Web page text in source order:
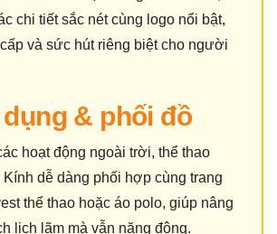
chi tiết sắc nét cùng logo nổi bật,
và sức hút riêng biệt cho người
& phối đồ
hoạt động ngoài trời, thể thao
Kính dễ dàng phối hợp cùng trang
thể thao hoặc áo polo, giúp nâng
lịch lãm mà vẫn năng động.